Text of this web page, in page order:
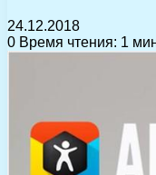
24.12.2018
0 Время чтения: 1